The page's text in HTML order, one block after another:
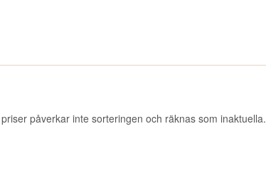
påverkar inte sorteringen och räknas som inaktuella.